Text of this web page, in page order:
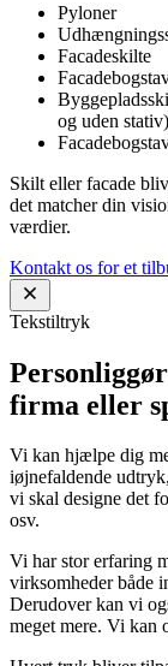
Pyloner
Facadeskilte
og uden stativ)
Skilt eller facade
det matcher din
værdier.
Kontakt os for et
Tekstiltryk
firma eller
Vi kan hjælpe dig
iøjnefaldende
vi skal designe det
osv.
Vi har stor erfaring
virksomheder både
Derudover kan vi
meget mere. Vi kan